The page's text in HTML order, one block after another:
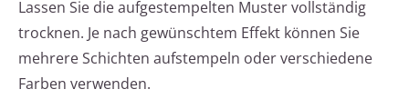
Lassen Sie die aufgestempelten Muster vollständig
trocknen. Je nach gewünschtem Effekt können Sie
mehrere Schichten aufstempeln oder verschiedene
Farben verwenden.